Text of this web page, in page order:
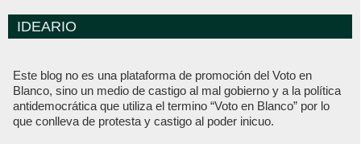
IDEARIO
Este blog no es una plataforma de promoción del Voto en
Blanco, sino un medio de castigo al mal gobierno y a la política
antidemocrática que utiliza el termino “Voto en Blanco” por lo
que conlleva de protesta y castigo al poder inicuo.